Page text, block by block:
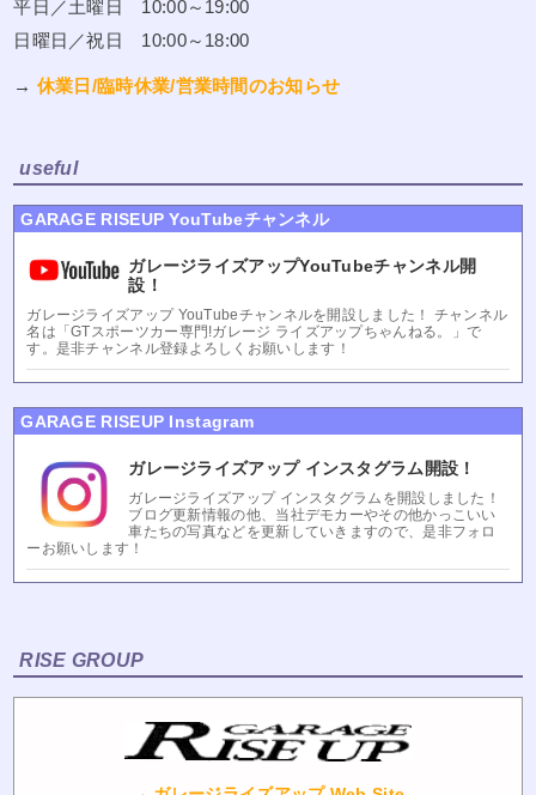
平日／土曜日 10:00～19:00
日曜日／祝日 10:00～18:00
→ 休業日/臨時休業/営業時間のお知らせ
useful
GARAGE RISEUP YouTubeチャンネル
ガレージライズアップYouTubeチャンネル開
設！
ガレージライズアップ YouTubeチャンネルを開設しました！ チャンネル
名は「GTスポーツカー専門!ガレージ ライズアップちゃんねる。」で
す。是非チャンネル登録よろしくお願いします！
GARAGE RISEUP Instagram
ガレージライズアップ インスタグラム開設！
ガレージライズアップ インスタグラムを開設しました！
ブログ更新情報の他、当社デモカーやその他かっこいい
車たちの写真などを更新していきますので、是非フォロ
ーお願いします！
RISE GROUP